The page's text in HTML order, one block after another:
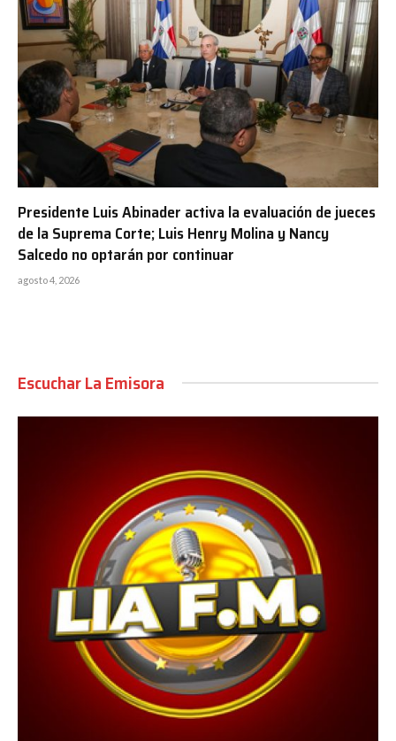
Presidente Luis Abinader activa la evaluación de jueces
de la Suprema Corte; Luis Henry Molina y Nancy
Salcedo no optarán por continuar
agosto 4, 2026
Escuchar La Emisora